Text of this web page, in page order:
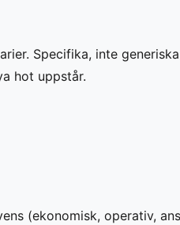
Specifika, inte
hot uppstår.
(ekonomisk, operativ,